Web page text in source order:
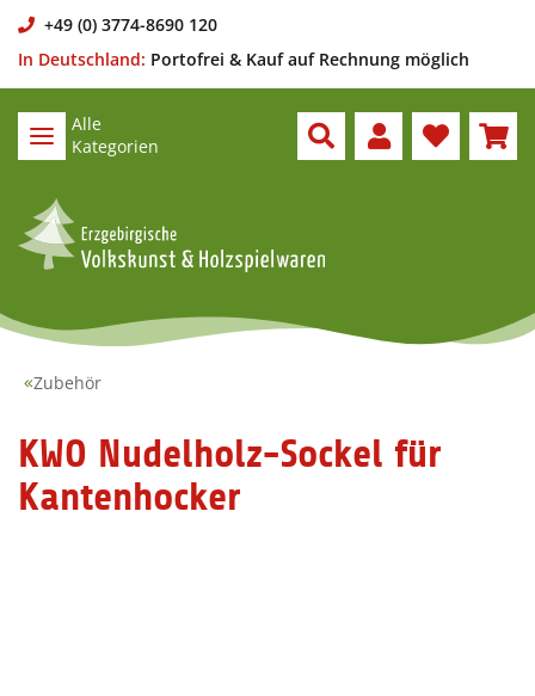
+49 (0) 3774-8690 120
In Deutschland: Portofrei & Kauf auf Rechnung möglich
Alle
Kategorien
Zubehör
KWO Nudelholz-Sockel für
Kantenhocker